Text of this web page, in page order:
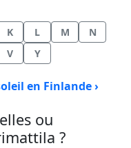
K L M
N
V Y
en Finlande ›
ou
?